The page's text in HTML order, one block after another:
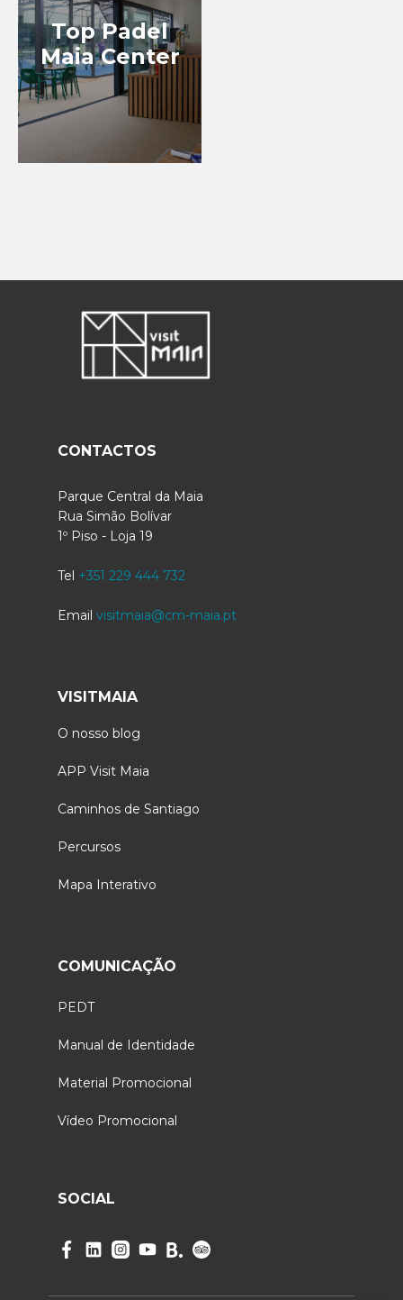
Top Padel
Maia Center
CONTACTOS
Parque Central da Maia
Rua Simão Bolívar
1º Piso - Loja 19
Tel +351 229 444 732
Email visitmaia@cm-maia.pt
VISITMAIA
O nosso blog
APP Visit Maia
Caminhos de Santiago
Percursos
Mapa Interativo
COMUNICAÇÃO
PEDT
Manual de Identidade
Material Promocional
Vídeo Promocional
SOCIAL